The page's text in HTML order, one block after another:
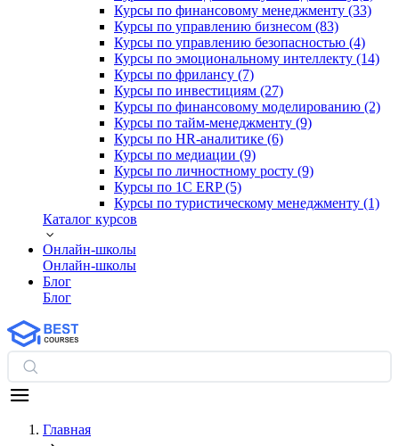
Курсы по финансовому менеджменту (33)
Курсы по управлению бизнесом (83)
Курсы по управлению безопасностью (4)
Курсы по эмоциональному интеллекту (14)
Курсы по фрилансу (7)
Курсы по инвестициям (27)
Курсы по финансовому моделированию (2)
Курсы по тайм-менеджменту (9)
Курсы по HR-аналитике (6)
Курсы по медиации (9)
Курсы по личностному росту (9)
Курсы по 1С ERP (5)
Курсы по туристическому менеджменту (1)
Каталог курсов
Онлайн-школы
Онлайн-школы
Блог
Блог
Главная